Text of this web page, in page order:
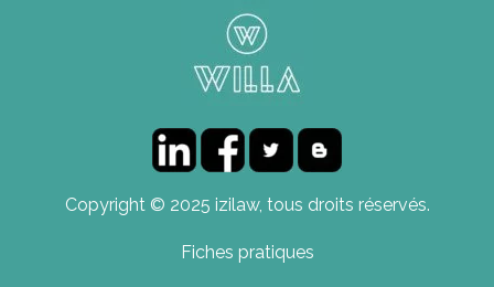
Copyright © 2025 izilaw, tous droits réservés.
Fiches pratiques